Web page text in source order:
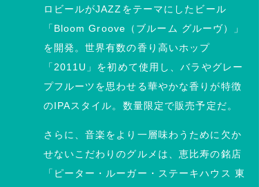
ロビールがJAZZをテーマにしたビール
「Bloom Groove（ブルーム グルーヴ）」
を開発。世界有数の香り高いホップ
「2011U」を初めて使用し、バラやグレー
プフルーツを思わせる華やかな香りが特徴
のIPAスタイル。数量限定で販売予定だ。
さらに、音楽をより一層味わうために欠か
せないこだわりのグルメは、恵比寿の銘店
「ピーター・ルーガー・ステーキハウス 東